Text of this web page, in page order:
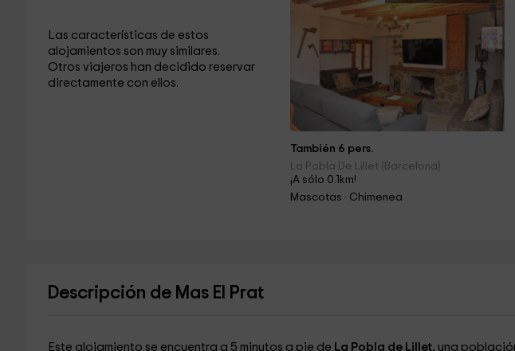
Las características de estos
alojamientos son muy similares.
Otros viajeros han decidido reservar
directamente con ellos.
También 6 pers.
La Pobla De Lillet (Barcelona)
¡A sólo 0.1km!
Mascotas · Chimenea
Descripción de Mas El Prat
Este alojamiento se encuentra a 5 minutos a pie de La Pobla de Lillet, una